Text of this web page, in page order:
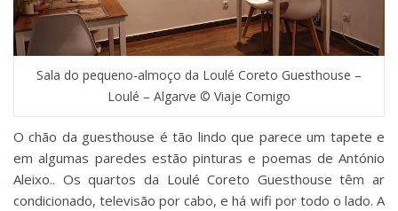
Sala do pequeno-almoço da Loulé Coreto Guesthouse –
Loulé – Algarve © Viaje Comigo
O chão da guesthouse é tão lindo que parece um tapete e
em algumas paredes estão pinturas e poemas de António
Aleixo.. Os quartos da Loulé Coreto Guesthouse têm ar
condicionado, televisão por cabo, e há wifi por todo o lado. A